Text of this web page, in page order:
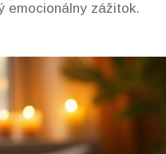
emocionálny zážitok.